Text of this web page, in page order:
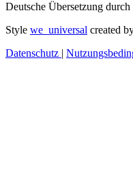
Deutsche Übersetzung durch
Style we_universal created
Datenschutz |